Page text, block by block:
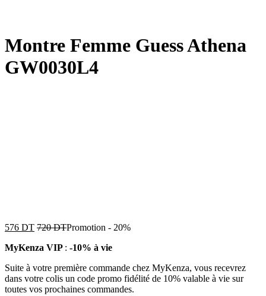
Montre Femme Guess Athena
GW0030L4
576 DT 720DTPromotion - 20%
MyKenza VIP : -10% à vie
Suite à votre première commande chez MyKenza, vous recevrez
dans votre colis un code promo fidélité de 10% valable à vie sur
toutes vos prochaines commandes.